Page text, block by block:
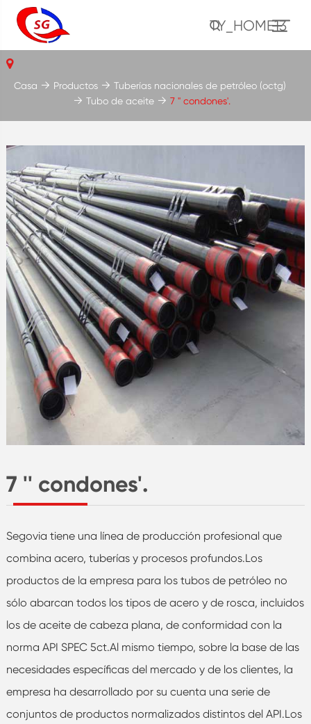
TY_HOME13
7 '' condones'.
Segovia tiene una línea de producción profesional que
combina acero, tuberías y procesos profundos.Los
productos de la empresa para los tubos de petróleo no
sólo abarcan todos los tipos de acero y de rosca, incluidos
los de aceite de cabeza plana, de conformidad con la
norma API SPEC 5ct.Al mismo tiempo, sobre la base de las
necesidades específicas del mercado y de los clientes, la
empresa ha desarrollado por su cuenta una serie de
conjuntos de productos normalizados distintos del API.Los
Casa Productos
Tuberías nacionales de petróleo (octg)
Tubo de aceite
7 '' condones'.